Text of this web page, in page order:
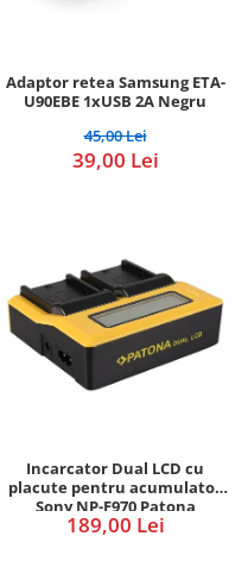
Adaptor retea Samsung ETA-
U90EBE 1xUSB 2A Negru
45,00 Lei
39,00 Lei
Incarcator Dual LCD cu
placute pentru acumulator
Sony NP-F970 Patona
189,00 Lei